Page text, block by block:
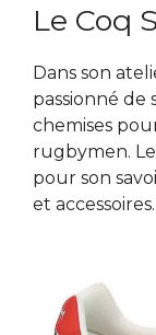
Le Coq
Dans son
passionné de
chemises
rugbymen. Le
pour son
et accessoires.